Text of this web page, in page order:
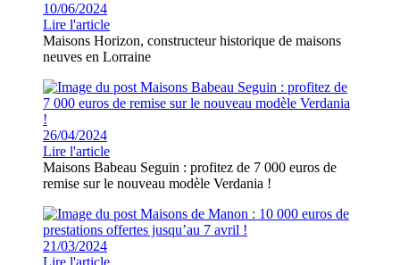
10/06/2024
Lire l'article
Maisons Horizon, constructeur historique de maisons
neuves en Lorraine
26/04/2024
Lire l'article
Maisons Babeau Seguin : profitez de 7 000 euros de
remise sur le nouveau modèle Verdania !
21/03/2024